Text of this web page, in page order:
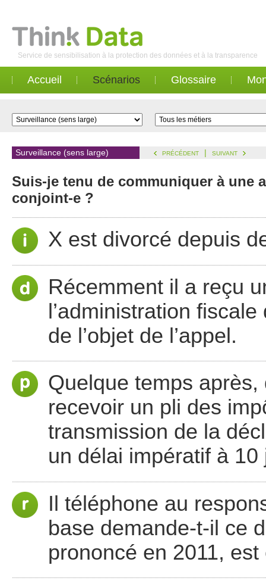
Service de sensibilisation à la protection des données et à la transparence
Accueil Scénarios Glossaire
Surveillance (sens large) PRÉCÉDENT | SUIVANT
Suis-je tenu de communiquer à une
conjoint-e ?
X est divorcé depuis
Récemment il a reçu
l’administration
de l’objet de l’appel.
Quelque temps
recevoir un pli des
transmission de la
un délai impératif à 10
Il téléphone au
base demande-t-il ce
prononcé en 2011,